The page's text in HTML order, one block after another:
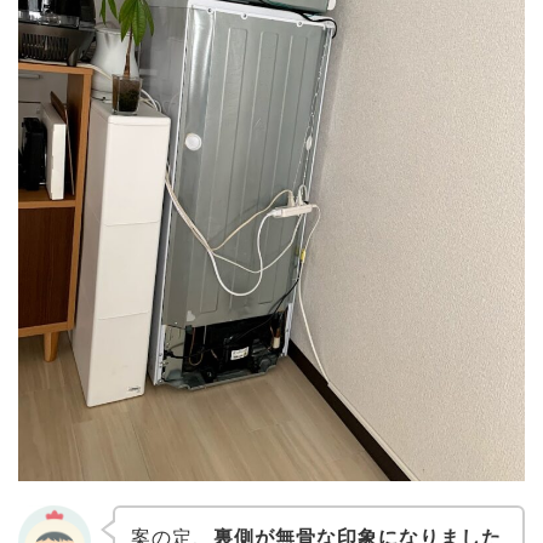
案の定、 裏側が無骨な印象になりました